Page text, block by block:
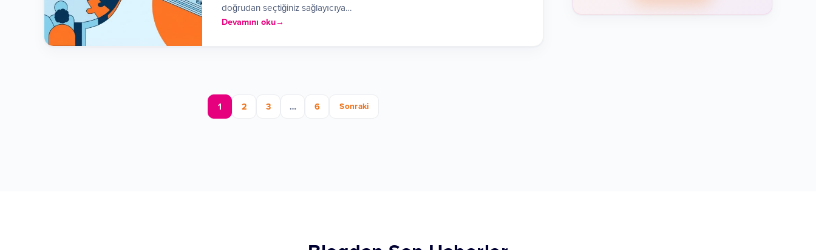
doğrudan seçtiğiniz sağlayıcıya…
Devamını oku
1 2 3 … 6 Sonraki